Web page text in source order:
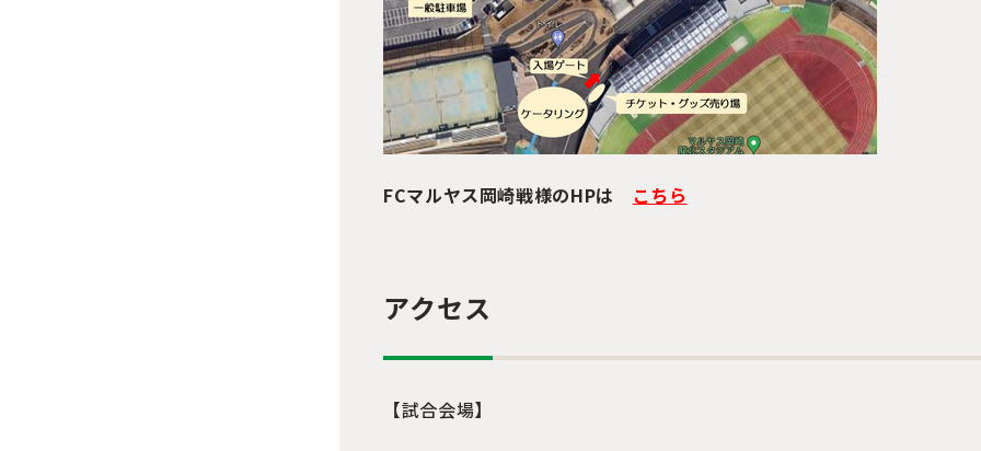
FCマルヤス岡崎戦様のHPは こちら
アクセス
【試合会場】